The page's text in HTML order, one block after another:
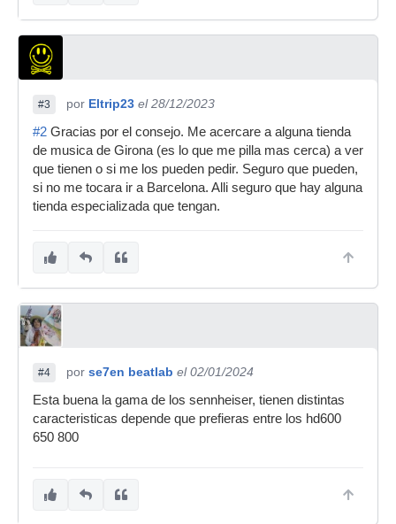
#3 por Eltrip23 el 28/12/2023
#2 Gracias por el consejo. Me acercare a alguna tienda
de musica de Girona (es lo que me pilla mas cerca) a ver
que tienen o si me los pueden pedir. Seguro que pueden,
si no me tocara ir a Barcelona. Alli seguro que hay alguna
tienda especializada que tengan.
#4 por se7en beatlab el 02/01/2024
Esta buena la gama de los sennheiser, tienen distintas
caracteristicas depende que prefieras entre los hd600
650 800